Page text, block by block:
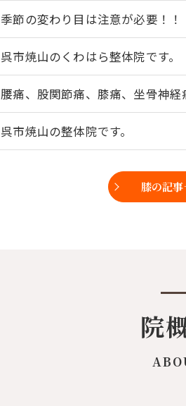
季節の変わり目は注意が必要！！
呉市焼山のくわはら整体院です。
腰痛、股関節痛、膝痛、坐骨神
呉市焼山の整体院です。
膝の記
院